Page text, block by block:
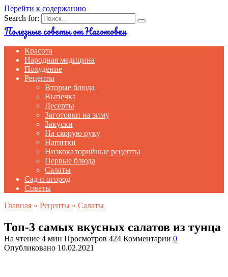
Перейти к содержанию
Search for:
Полезные советы от Наготовки
Красота
Народная медицина
Похудение
Рецепты
Вторые блюда
Выпечка
Десерты
Заготовки на зиму
Закуски
На скорую руку
Напитки
Низкокалорийные рецепты
Первые блюда
Салаты
Сад и огород
Советы
Главная » Рецепты » Салаты
Топ-3 самых вкусных салатов из тунца
На чтение 4 мин Просмотров 424 Комментарии 0
Опубликовано 10.02.2021